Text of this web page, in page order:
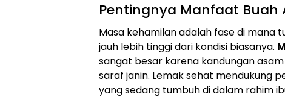
Pentingnya Manfaat
Masa kehamilan adalah fase di mana
jauh lebih tinggi dari kondisi biasanya.
sangat besar karena kandungan
saraf janin. Lemak sehat mendukung
yang sedang tumbuh di dalam rahim